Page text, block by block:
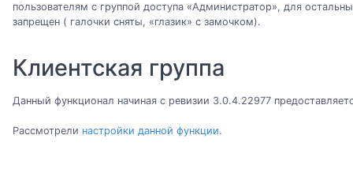
пользователям с группой доступа «Администратор», для
запрещен ( галочки сняты, «глазик» с замочком).
Клиентская группа
Данный функционал начиная с ревизии 3.0.4.22977
Рассмотрели настройки данной функции.